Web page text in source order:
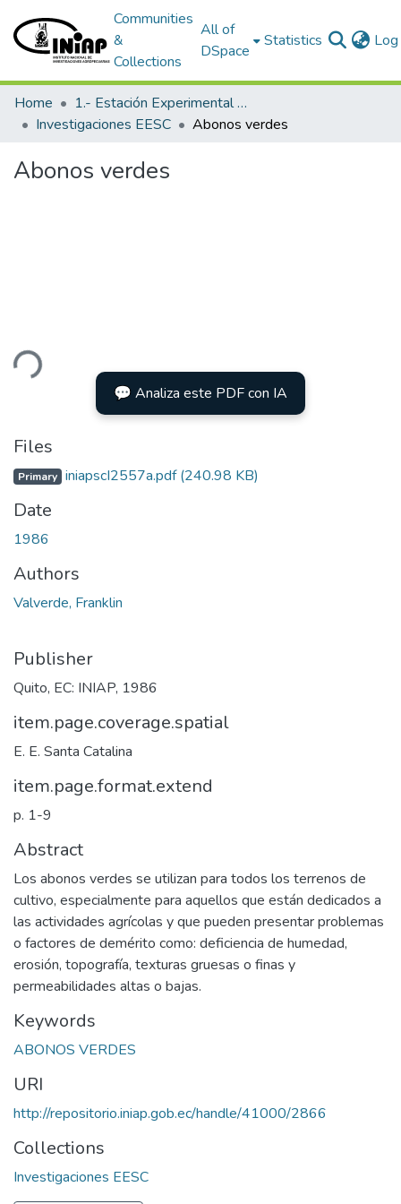
Communities
&
Collections
All of
DSpace
Statistics
Home
1.- Estación Experimental Santa Catalina
Investigaciones EESC
Abonos verdes
Abonos verdes
💬 Analiza este PDF con IA
Files
Primary iniapscI2557a.pdf(240.98 KB)
Date
1986
Authors
Valverde, Franklin
Publisher
Quito, EC: INIAP, 1986
item.page.coverage.spatial
E. E. Santa Catalina
item.page.format.extend
p. 1-9
Abstract
Los abonos verdes se utilizan para todos los terrenos de
cultivo, especialmente para aquellos que están dedicados a
las actividades agrícolas y que pueden presentar problemas
o factores de demérito como: deficiencia de humedad,
erosión, topografía, texturas gruesas o finas y
permeabilidades altas o bajas.
Keywords
ABONOS VERDES
URI
http://repositorio.iniap.gob.ec/handle/41000/2866
Collections
Investigaciones EESC